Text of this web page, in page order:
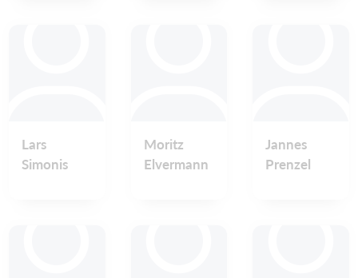
Lars
Simonis
Moritz
Elvermann
Jannes
Prenzel